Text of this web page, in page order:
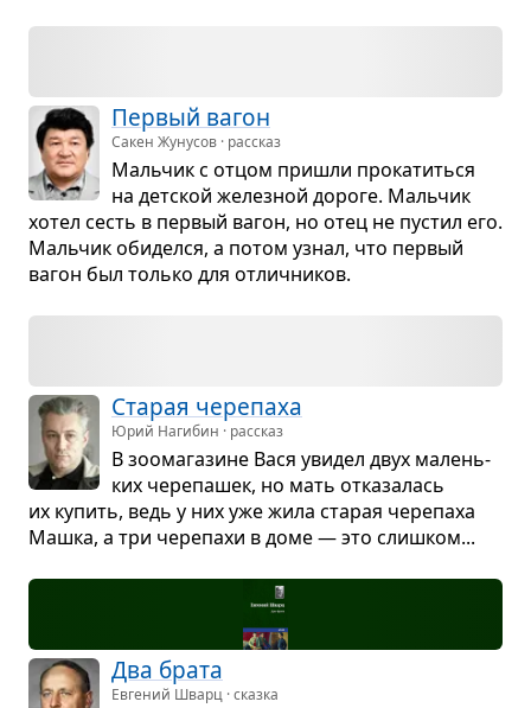
Пер­вый вагон
Сакен Жунусов · рассказ
Маль­чик с отцом при­шли про­ка­титься
на дет­ской желез­ной дороге. Маль­чик
хотел сесть в пер­вый вагон, но отец не пустил его.
Маль­чик оби­делся, а потом узнал, что пер­вый
вагон был только для отлич­ни­ков.
Ста­рая чере­паха
Юрий Нагибин · рассказ
В зоо­ма­га­зине Вася уви­дел двух малень­
ких чере­па­шек, но мать отка­за­лась
их купить, ведь у них уже жила ста­рая чере­паха
Машка, а три чере­пахи в доме — это слиш­ком...
Два брата
Евгений Шварц · сказка